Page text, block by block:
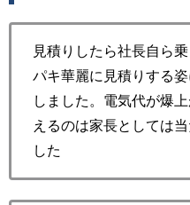
見積りしたら社長自ら
パキ華麗に見積りする
しました。電気代が爆
えるのは家長としては
した